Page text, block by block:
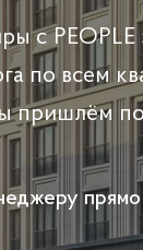
с PEOPLE
по всем
пришлём
прямо